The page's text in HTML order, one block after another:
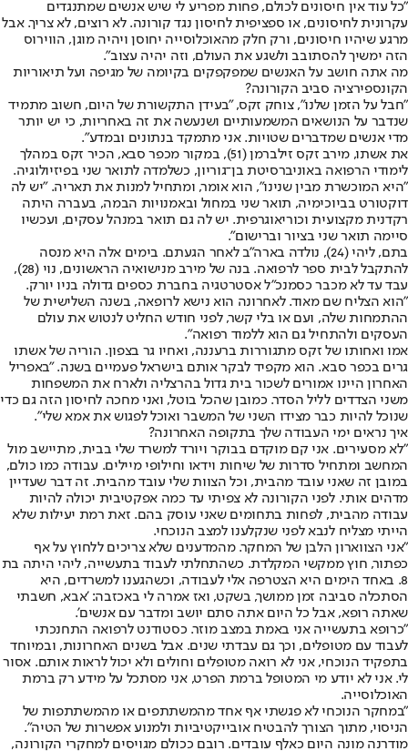
"כל עוד אין חיסונים לכולם, פחות מפריע לי שיש אנשים שמתנגדים
עקרונית לחיסונים, או ספציפית לחיסון נגד קורונה. לא רוצים, לא צריך. אבל
מרגע שיהיו חיסונים, ורק חלק מהאוכלוסייה יחוסן ויהיה מוגן, הווירוס
הזה ימשיך להסתובב ולשגע את העולם, וזה יהיה עצוב".
מה אתה חושב על האנשים שמפקפקים בקיומה של מגיפה ועל תיאוריות
הקונספירציה סביב הקורונה?
"חבל על הזמן שלנו", צוחק זקס, "בעידן התקשורת של היום, חשוב מתמיד
שנדבר על הנושאים המשמעותיים ושנעשה את זה באחריות, כי יש יותר
מדי אנשים שמדברים שטויות. אני מתמקד בנתונים ובמדע".
את אשתו, מירב זקס זילברמן (51), במקור מכפר סבא, הכיר זקס במהלך
לימודי הרפואה באוניברסיטת בן־גוריון, כשלמדה לתואר שני בפיזיולוגיה.
"היא המוכשרת מבין שנינו", הוא אומר, ומתחיל למנות את תאריה. "יש לה
דוקטורט בביוכימיה, תואר שני במחול ובאמנויות הבמה, בעברה היתה
רקדנית מקצועית וכוריאוגרפית. יש לה גם תואר במנהל עסקים, ועכשיו
סיימה תואר שני בציור וברישום".
בתם, ליהי (24), נולדה בארה"ב לאחר הגעתם. בימים אלה היא מנסה
להתקבל לבית ספר לרפואה. בנה של מירב מנישואיה הראשונים, נוי (28),
עבד עד לא מכבר כסמנכ"ל אסטרטגיה בחברת כספים גדולה בניו יורק.
"הוא הצליח שם מאוד. לאחרונה הוא נישא לרופאה, בשנה השלישית של
ההתמחות שלה, ועם או בלי קשר, לפני חודש החליט לנטוש את עולם
העסקים ולהתחיל גם הוא ללמוד רפואה".
אמו ואחותו של זקס מתגוררות ברעננה, ואחיו גר בצפון. הוריה של אשתו
גרים בכפר סבא. הוא מקפיד לבקר אותם בישראל פעמיים בשנה. "באפריל
האחרון היינו אמורים לשכור בית גדול בהרצליה ולארח את המשפחות
משני הצדדים לליל הסדר. כמובן שהכל בוטל, ואני מחכה לחיסון הזה גם כדי
שנוכל להיות כבר מצידו השני של המשבר ואוכל לפגוש את אמא שלי".
איך נראים ימי העבודה שלך בתקופה האחרונה?
"לא מסעירים. אני קם מוקדם בבוקר ויורד למשרד שלי בבית, מתיישב מול
המחשב ומתחיל סדרות של שיחות וידאו וחילופי מיילים. עבודה כמו כולם,
במובן זה שאני עובד מהבית, וכל הצוות שלי עובד מהבית. זה דבר שעדיין
מדהים אותי. לפני הקורונה לא צפיתי עד כמה אפקטיבית יכולה להיות
עבודה מהבית, לפחות בתחומים שאני עוסק בהם. זאת רמת יעילות שלא
הייתי מצליח לנבא לפני שנקלענו למצב הנוכחי.
"אני הצווארון הלבן של המחקר. מהמדענים שלא צריכים ללחוץ על אף
כפתור, חוץ ממקשי המקלדת. כשהתחלתי לעבוד בתעשייה, ליהי היתה בת
8. באחד הימים היא הצטרפה אלי לעבודה, וכשהגענו למשרדים, היא
הסתכלה סביבה זמן ממושך, בשקט, ואז אמרה לי באכזבה: 'אבא, חשבתי
שאתה רופא, אבל כל היום אתה סתם יושב ומדבר עם אנשים'.
"כרופא בתעשייה אני באמת במצב מוזר. כסטודנט לרפואה התחנכתי
לעבוד עם מטופלים, וכך גם עבדתי שנים. אבל בשנים האחרונות, ובמיוחד
בתפקיד הנוכחי, אני לא רואה מטופלים וחולים ולא יכול לראות אותם. אסור
לי. אני לא יודע מי המטופל ברמת הפרט, אני מסתכל על מידע רק ברמת
האוכלוסייה.
"במחקר הנוכחי לא פגשתי אף אחד מהמשתתפים או מהמשתתפות של
הניסוי, מתוך הצורך להבטיח אובייקטיביות ולמנוע אפשרות של הטיה".
מודרנה מונה היום כאלף עובדים. רובם ככולם מגויסים למחקרי הקורונה,